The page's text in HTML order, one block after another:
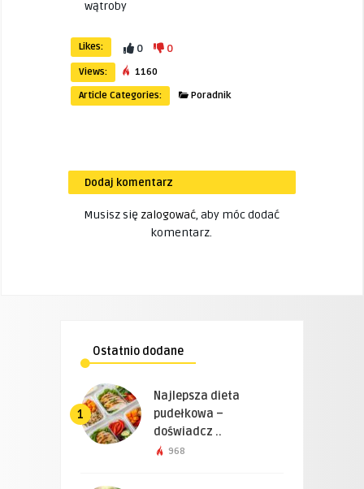
wątroby
Likes: 0 0
Views:
1160
Article Categories:
Poradnik
Dodaj komentarz
Musisz się zalogować, aby móc dodać
komentarz.
Ostatnio dodane
1
Najlepsza dieta
pudełkowa –
doświadcz ..
968